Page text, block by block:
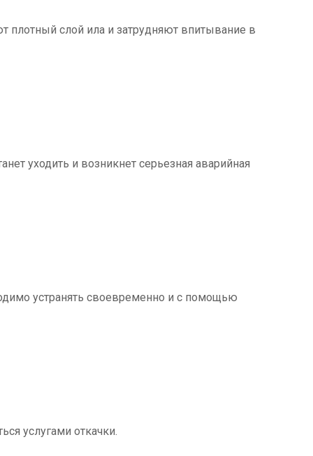
плотный слой ила и затрудняют впитывание в
уходить и возникнет серьезная аварийная
устранять своевременно и с помощью
услугами откачки.